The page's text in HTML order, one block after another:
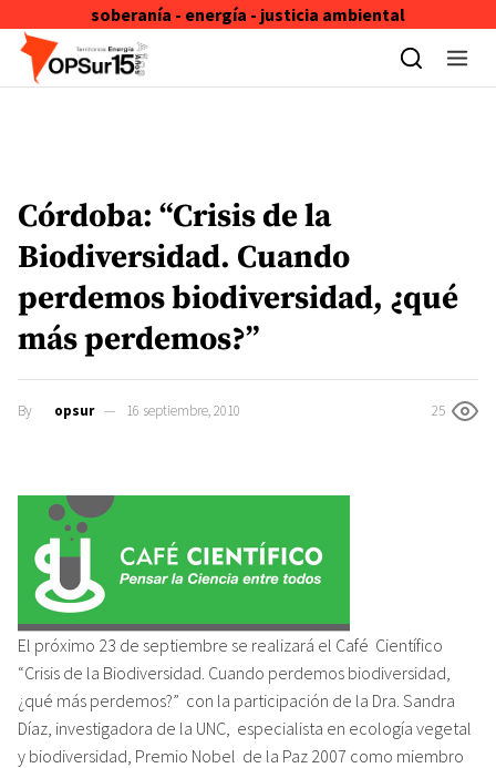
soberanía - energía - justicia ambiental
Skip to content
Córdoba: “Crisis de la
Biodiversidad. Cuando
perdemos biodiversidad, ¿qué
más perdemos?”
By opsur 16 septiembre, 2010 25
El próximo 23 de septiembre se realizará el Café Científico
“Crisis de la Biodiversidad. Cuando perdemos biodiversidad,
¿qué más perdemos?” con la participación de la Dra. Sandra
Díaz, investigadora de la UNC, especialista en ecología vegetal
y biodiversidad, Premio Nobel de la Paz 2007 como miembro